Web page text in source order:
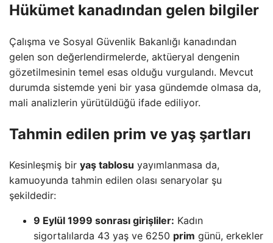
Hükümet kanadından gelen bilgiler
Çalışma ve Sosyal Güvenlik Bakanlığı kanadından
gelen son değerlendirmelerde, aktüeryal dengenin
gözetilmesinin temel esas olduğu vurgulandı. Mevcut
durumda sistemde yeni bir yasa gündemde olmasa da,
mali analizlerin yürütüldüğü ifade ediliyor.
Tahmin edilen prim ve yaş şartları
Kesinleşmiş bir yaş tablosu yayımlanmasa da,
kamuoyunda tahmin edilen olası senaryolar şu
şekildedir:
9 Eylül 1999 sonrası girişliler: Kadın
sigortalılarda 43 yaş ve 6250 prim günü, erkekler